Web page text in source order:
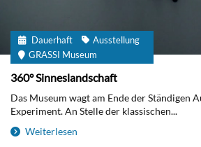
Dauerhaft
Ausstellung
GRASSI Museum
360° Sinneslandschaft
Das Museum wagt am Ende der Ständigen
Experiment. An Stelle der klassischen...
Weiterlesen